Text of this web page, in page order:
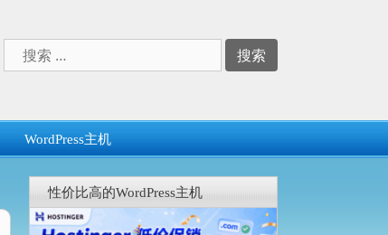
索：
WordPress主机
性价比高的WordPress主机